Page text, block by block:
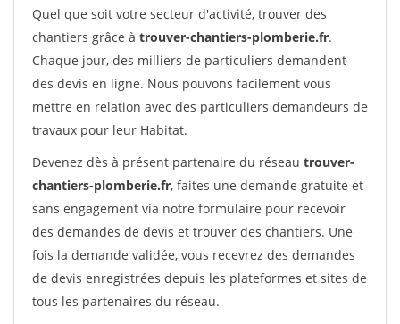
Quel que soit votre secteur d'activité, trouver des
chantiers grâce à trouver-chantiers-plomberie.fr.
Chaque jour, des milliers de particuliers demandent
des devis en ligne. Nous pouvons facilement vous
mettre en relation avec des particuliers demandeurs de
travaux pour leur Habitat.
Devenez dès à présent partenaire du réseau trouver-
chantiers-plomberie.fr, faites une demande gratuite et
sans engagement via notre formulaire pour recevoir
des demandes de devis et trouver des chantiers. Une
fois la demande validée, vous recevrez des demandes
de devis enregistrées depuis les plateformes et sites de
tous les partenaires du réseau.